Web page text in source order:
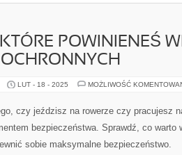
POWINIENEŚ
LUT - 18 - 2025 MOŻLIWOŚĆ
czy jeździsz na rowerze czy pracujesz
bezpieczeństwa. Sprawdź, co warto
sobie maksymalne bezpieczeństwo.